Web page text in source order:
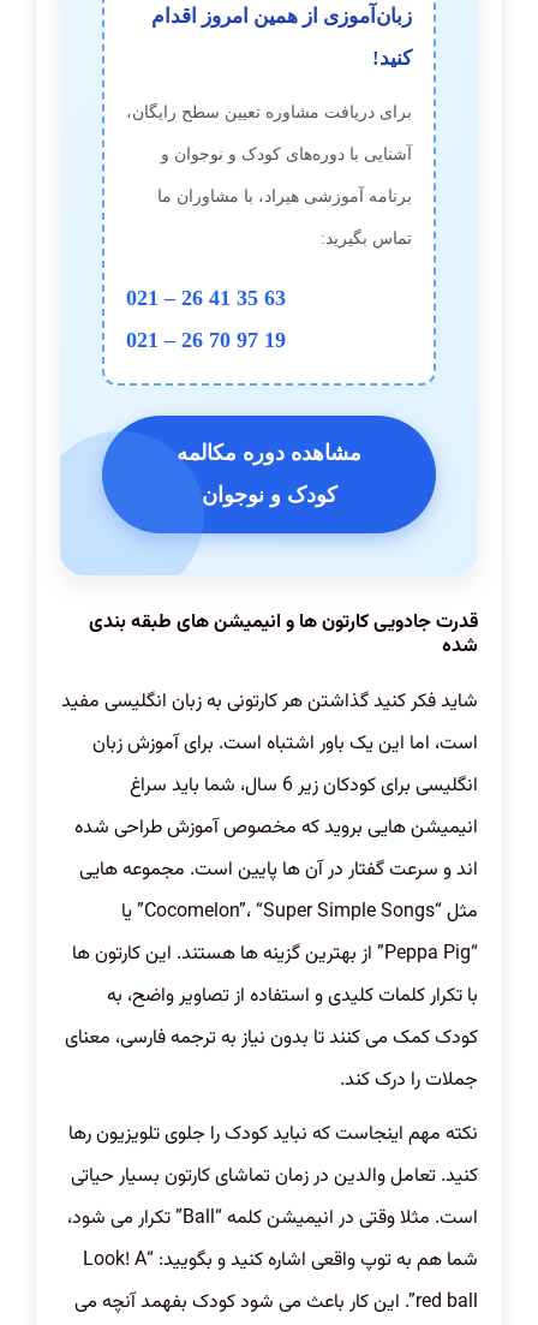
زبان‌آموزی از همین امروز اقدام
کنید!
برای دریافت مشاوره تعیین سطح رایگان،
آشنایی با دوره‌های کودک و نوجوان و
برنامه آموزشی هیراد، با مشاوران ما
تماس بگیرید:
021 – 26 41 35 63
021 – 26 70 97 19
مشاهده دوره مکالمه
کودک و نوجوان
قدرت جادویی کارتون ها و انیمیشن های طبقه بندی
شده
شاید فکر کنید گذاشتن هر کارتونی به زبان انگلیسی مفید
است، اما این یک باور اشتباه است. برای آموزش زبان
انگلیسی برای کودکان زیر 6 سال، شما باید سراغ
انیمیشن هایی بروید که مخصوص آموزش طراحی شده
اند و سرعت گفتار در آن ها پایین است. مجموعه هایی
مثل “Cocomelon”، “Super Simple Songs” یا
“Peppa Pig” از بهترین گزینه ها هستند. این کارتون ها
با تکرار کلمات کلیدی و استفاده از تصاویر واضح، به
کودک کمک می کنند تا بدون نیاز به ترجمه فارسی، معنای
جملات را درک کند.
نکته مهم اینجاست که نباید کودک را جلوی تلویزیون رها
کنید. تعامل والدین در زمان تماشای کارتون بسیار حیاتی
است. مثلا وقتی در انیمیشن کلمه “Ball” تکرار می شود،
شما هم به توپ واقعی اشاره کنید و بگویید: “Look! A
red ball”. این کار باعث می شود کودک بفهمد آنچه می